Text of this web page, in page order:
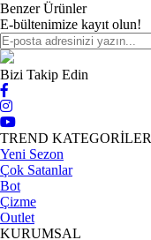
Benzer Ürünler
E-bültenimize kayıt olun!
Bizi Takip Edin
TREND KATEGORİLER
Yeni Sezon
Çok Satanlar
Bot
Çizme
Outlet
KURUMSAL